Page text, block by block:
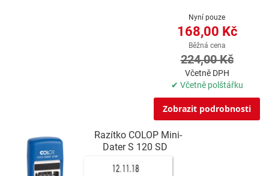
Nyní pouze
168,00 Kč
Běžná cena
224,00 Kč
Včetně DPH
✔ Včetně polštářku
Zobrazit podrobnosti
Razítko COLOP Mini-
Dater S 120 SD